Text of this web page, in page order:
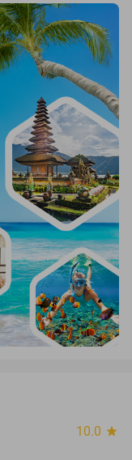
10.0 star